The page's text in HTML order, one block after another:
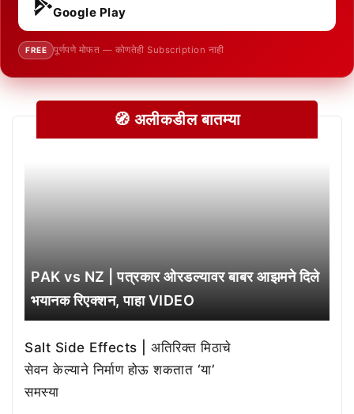
Google Play
FREE पूर्णपणे मोफत — कोणतेही Subscription नाही
🧭 अलीकडील बातम्या
PAK vs NZ | पत्रकार ओरडल्यावर बाबर आझमने दिले
भयानक रिएक्शन, पाहा VIDEO
Salt Side Effects | अतिरिक्त मिठाचे
सेवन केल्याने निर्माण होऊ शकतात ‘या’
समस्या